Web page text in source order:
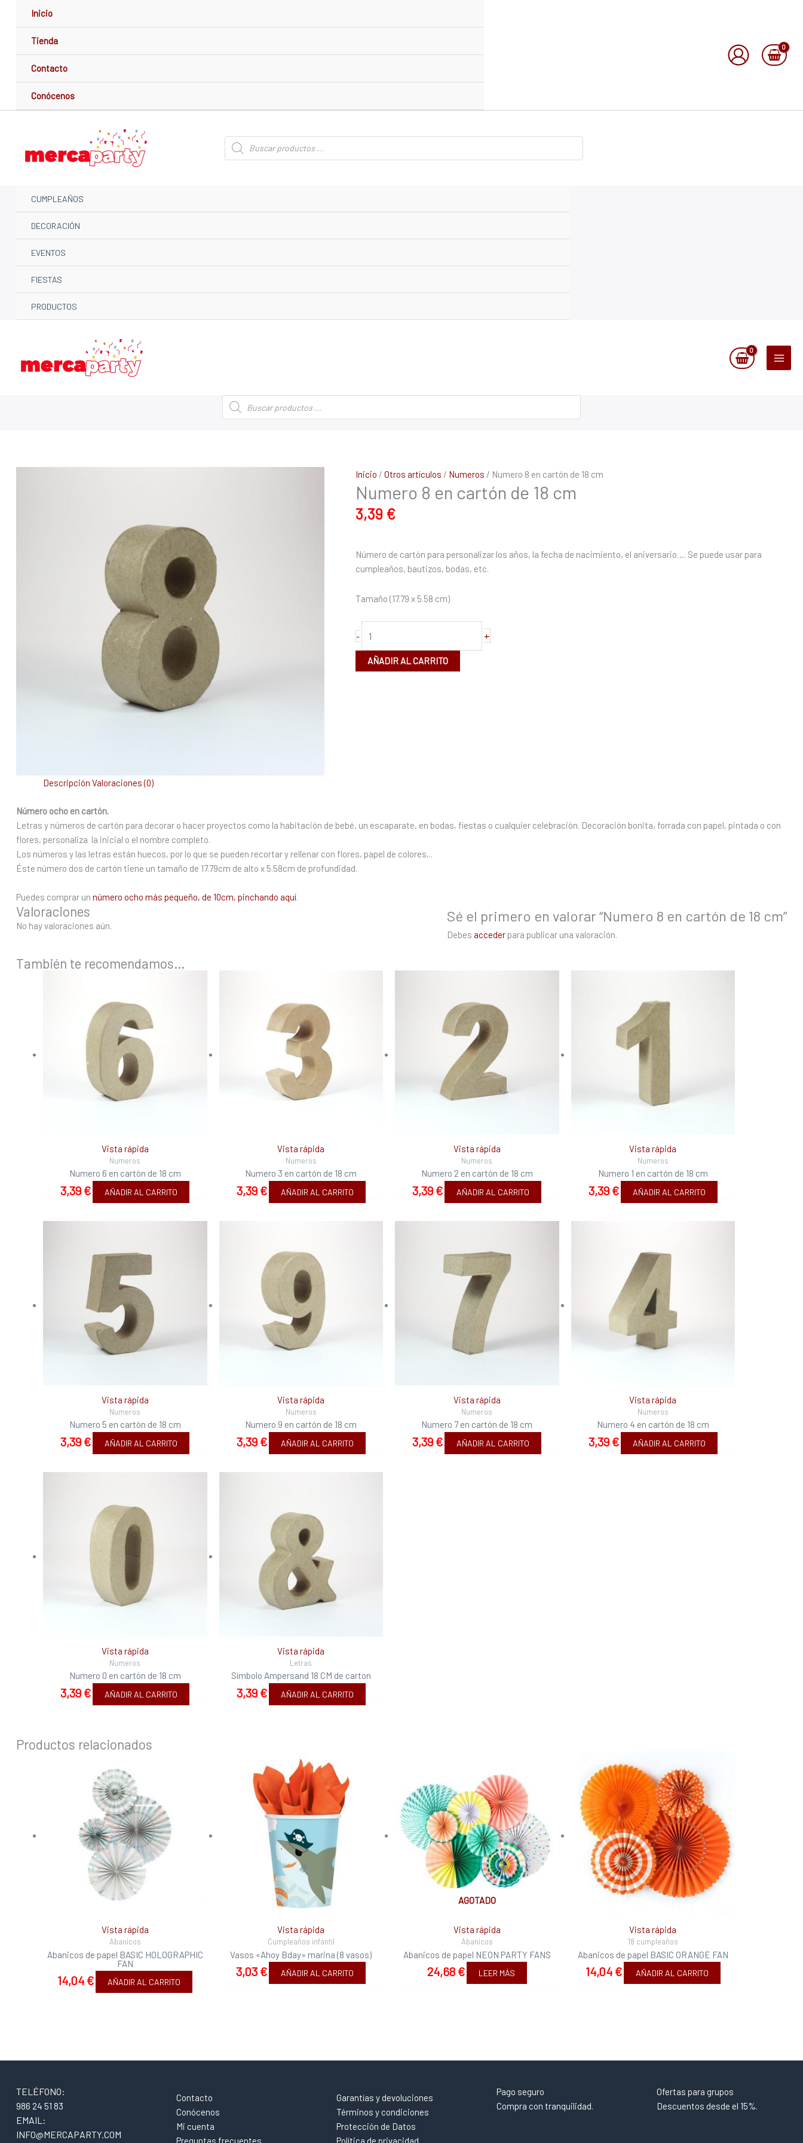
contenido
Inicio
Tienda
Contacto
Conócenos
Búsqueda
de
productos
CUMPLEAÑOS
DECORACIÓN
EVENTOS
FIESTAS
PRODUCTOS
Búsqueda
de
productos
Inicio / Otros artículos / Numeros / Numero 8 en cartón de 18 cm
Numero 8 en cartón de 18 cm
3,39 €
Número de cartón para personalizar los años, la fecha de nacimiento, el aniversario…. Se puede usar para
cumpleaños, bautizos, bodas, etc.
Tamaño (17.79 x 5.58 cm)
-
Numero
8
en
cartón
cm
cantidad
+
AÑADIR AL CARRITO
Descripción Valoraciones (0)
Número ocho en cartón.
Letras y números de cartón para decorar o hacer proyectos como la habitación de bebé, un escaparate, en bodas, fiestas o cualquier celebración. Decoración bonita, forrada con papel, pintada o con
flores, personaliza la inicial o el nombre completo.
Los números y las letras están huecos, por lo que se pueden recortar y rellenar con flores, papel de colores,..
Éste número dos de cartón tiene un tamaño de 17.79cm de alto x 5.58cm de profundidad.
Puedes comprar un número ocho más pequeño, de 10cm, pinchando aquí
Valoraciones
No hay valoraciones aún.
Sé el primero en valorar “Numero 8 en cartón de 18 cm”
Debes acceder para publicar una valoración.
También te recomendamos…
Vista rápida
Numeros
Numero 6 en cartón de 18 cm
3,39 € AÑADIR AL CARRITO
Vista rápida
Numeros
Numero 3 en cartón de 18 cm
3,39 € AÑADIR AL CARRITO
Vista rápida
Numeros
Numero 2 en cartón de 18 cm
3,39 € AÑADIR AL CARRITO
Vista rápida
Numeros
Numero 1 en cartón de 18 cm
3,39 € AÑADIR AL CARRITO
Vista rápida
Numeros
Numero 5 en cartón de 18 cm
3,39 € AÑADIR AL CARRITO
Vista rápida
Numeros
Numero 9 en cartón de 18 cm
3,39 € AÑADIR AL CARRITO
Vista rápida
Numeros
Numero 7 en cartón de 18 cm
3,39 € AÑADIR AL CARRITO
Vista rápida
Numeros
Numero 4 en cartón de 18 cm
3,39 € AÑADIR AL CARRITO
Vista rápida
Numeros
Numero 0 en cartón de 18 cm
3,39 € AÑADIR AL CARRITO
Vista rápida
Letras
Símbolo Ampersand 18 CM de carton
3,39 € AÑADIR AL CARRITO
Productos relacionados
Vista rápida
Abanicos
Abanicos de papel BASIC HOLOGRAPHIC
FAN
14,04 € AÑADIR AL CARRITO
Vista rápida
Cumpleaños infantil
Vasos «Ahoy Bday» marina (8 vasos)
3,03 € AÑADIR AL CARRITO
AGOTADO
Vista rápida
Abanicos
Abanicos de papel NEON PARTY FANS
24,68 € LEER MÁS
Vista rápida
18 cumpleaños
Abanicos de papel BASIC ORANGE FAN
14,04 € AÑADIR AL CARRITO
TELÉFONO:
986 24 51 83
EMAIL:
INFO@MERCAPARTY.COM
Contacto
Conócenos
Mi cuenta
Preguntas frecuentes
Garantías y devoluciones
Términos y condiciones
Protección de Datos
Política de privacidad
Pago seguro
Compra con tranquilidad.
Ofertas para grupos
Descuentos desde el 15%.